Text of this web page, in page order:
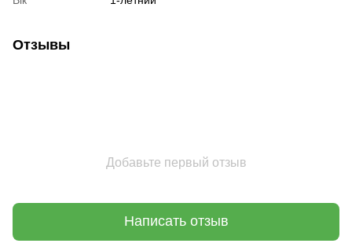
Отзывы
Добавьте первый отзыв
Написать отзыв